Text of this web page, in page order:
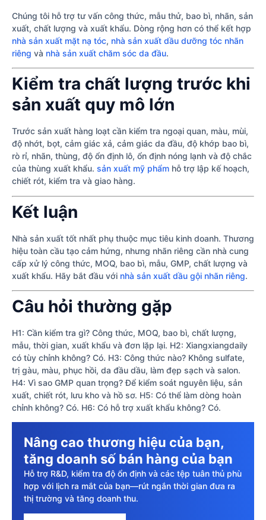
Chúng tôi hỗ trợ tư vấn công thức, mẫu thử, bao bì, nhãn, sản
xuất, chất lượng và xuất khẩu. Dòng rộng hơn có thể kết hợp
nhà sản xuất mặt nạ tóc, nhà sản xuất dầu dưỡng tóc nhãn
riêng và nhà sản xuất chăm sóc da đầu.
Kiểm tra chất lượng trước khi
sản xuất quy mô lớn
Trước sản xuất hàng loạt cần kiểm tra ngoại quan, màu, mùi,
độ nhớt, bọt, cảm giác xả, cảm giác da đầu, độ khớp bao bì,
rò rỉ, nhãn, thùng, độ ổn định lô, ổn định nóng lạnh và độ chắc
của thùng xuất khẩu. sản xuất mỹ phẩm hỗ trợ lập kế hoạch,
chiết rót, kiểm tra và giao hàng.
Kết luận
Nhà sản xuất tốt nhất phụ thuộc mục tiêu kinh doanh. Thương
hiệu toàn cầu tạo cảm hứng, nhưng nhãn riêng cần nhà cung
cấp xử lý công thức, MOQ, bao bì, mẫu, GMP, chất lượng và
xuất khẩu. Hãy bắt đầu với nhà sản xuất dầu gội nhãn riêng.
Câu hỏi thường gặp
H1: Cần kiểm tra gì? Công thức, MOQ, bao bì, chất lượng,
mẫu, thời gian, xuất khẩu và đơn lặp lại. H2: Xiangxiangdaily
có tùy chỉnh không? Có. H3: Công thức nào? Không sulfate,
trị gàu, màu, phục hồi, da đầu dầu, làm đẹp sạch và salon.
H4: Vì sao GMP quan trọng? Để kiểm soát nguyên liệu, sản
xuất, chiết rót, lưu kho và hồ sơ. H5: Có thể làm dòng hoàn
chỉnh không? Có. H6: Có hỗ trợ xuất khẩu không? Có.
Nâng cao thương hiệu của bạn,
tăng doanh số bán hàng của bạn
Hỗ trợ R&D, kiểm tra độ ổn định và các tệp tuân thủ phù
hợp với lịch ra mắt của bạn—rút ngắn thời gian đưa ra
thị trường và tăng doanh thu.